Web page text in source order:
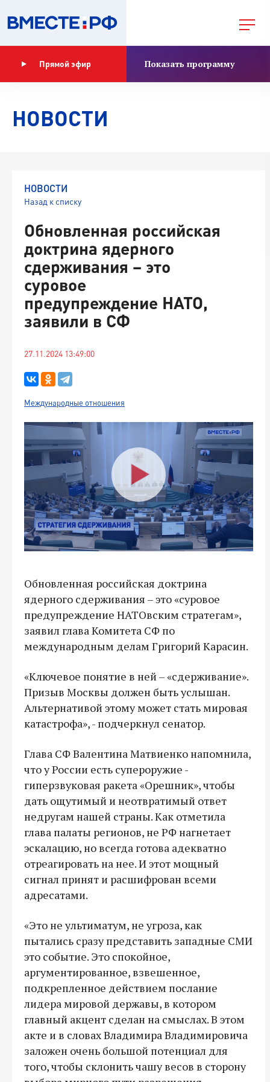
Прямой эфир Показать программу
НОВОСТИ
НОВОСТИ
Назад к списку
Обновленная российская
доктрина ядерного
сдерживания – это
суровое
предупреждение НАТО,
заявили в СФ
27.11.2024 13:49:00
Международные отношения
Обновленная российская доктрина
ядерного сдерживания – это «суровое
предупреждение НАТОвским стратегам»,
заявил глава Комитета СФ по
международным делам Григорий Карасин.
«Ключевое понятие в ней – «сдерживание».
Призыв Москвы должен быть услышан.
Альтернативой этому может стать мировая
катастрофа», - подчеркнул сенатор.
Глава СФ Валентина Матвиенко напомнила,
что у России есть супероружие -
гиперзвуковая ракета «Орешник», чтобы
дать ощутимый и неотвратимый ответ
недругам нашей страны. Как отметила
глава палаты регионов, не РФ нагнетает
эскалацию, но всегда готова адекватно
отреагировать на нее. И этот мощный
сигнал принят и расшифрован всеми
адресатами.
«Это не ультиматум, не угроза, как
пытались сразу представить западные СМИ
это событие. Это спокойное,
аргументированное, взвешенное,
подкрепленное действием послание
лидера мировой державы, в котором
главный акцент сделан на смыслах. В этом
акте и в словах Владимира Владимировича
заложен очень большой потенциал для
того, чтобы склонить чашу весов в сторону